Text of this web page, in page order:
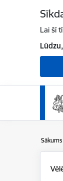
Lai šī
Sākums